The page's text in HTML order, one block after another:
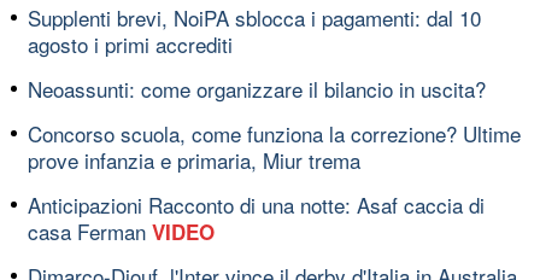
Supplenti brevi, NoiPA sblocca i pagamenti: dal 10
agosto i primi accrediti
Neoassunti: come organizzare il bilancio in uscita?
Concorso scuola, come funziona la correzione? Ultime
prove infanzia e primaria, Miur trema
Anticipazioni Racconto di una notte: Asaf caccia di
casa Ferman VIDEO